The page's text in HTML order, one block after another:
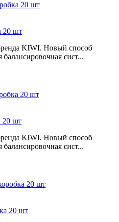
20 шт
KIWI. Новый способ
сист...
20 шт
KIWI. Новый способ
сист...
20 шт